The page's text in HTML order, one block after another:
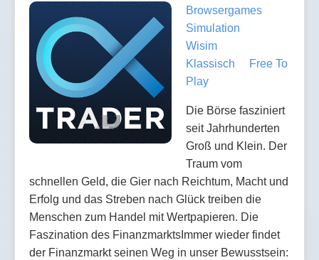
Browsergames
Simulation
Wisim
Klassisch
Free To
Play
Die Börse fasziniert
seit Jahrhunderten
Groß und Klein. Der
Traum vom
schnellen Geld, die Gier nach Reichtum, Macht und
Erfolg und das Streben nach Glück treiben die
Menschen zum Handel mit Wertpapieren. Die
Faszination des FinanzmarktsImmer wieder findet
der Finanzmarkt seinen Weg in unser Bewusstsein: